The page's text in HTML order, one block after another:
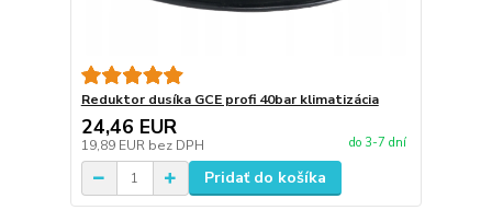
Reduktor dusíka GCE profi 40bar klimatizácia
24,46 EUR
19,89 EUR bez DPH do 3-7 dní
Pridať do košíka